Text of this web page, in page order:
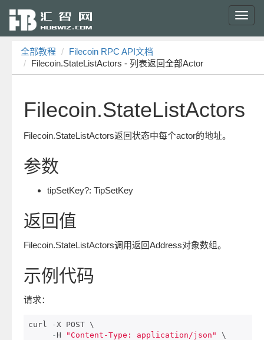
全部教程
Filecoin RPC API文档
Filecoin.StateListActors - 列表返回全部Actor
Filecoin.StateListActors
Filecoin.StateListActors返回状态中每个actor的地址。
参数
tipSetKey?: TipSetKey
返回值
Filecoin.StateListActors调用返回Address对象数组。
示例代码
请求：
curl -X POST \
- H "Content-Type: application/json"
\